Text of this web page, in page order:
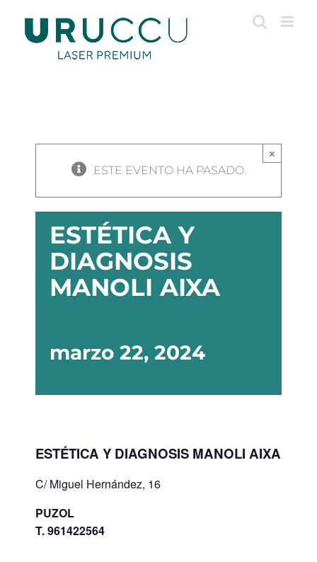
contenido
×
ESTE EVENTO HA PASADO.
ESTÉTICA Y
DIAGNOSIS
MANOLI AIXA
marzo 22, 2024
ESTÉTICA Y DIAGNOSIS MANOLI AIXA
C/ Miguel Hernández, 16
PUZOL
T. 961422564